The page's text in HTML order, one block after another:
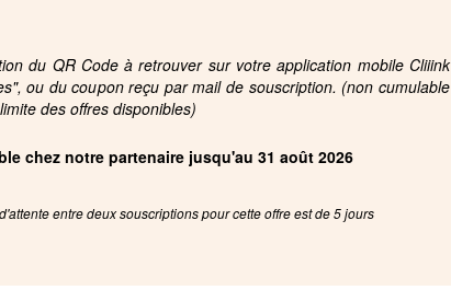
du QR Code à retrouver sur votre application mobile Cliiink
ou du coupon reçu par mail de souscription. (non cumulable
des offres disponibles)
chez notre partenaire jusqu'au 31 août 2026
entre deux souscriptions pour cette offre est de 5 jours